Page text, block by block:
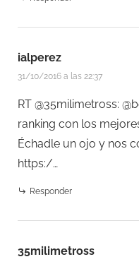
ialperez
31/10/2016 a las 22:37
RT @35milimetross:
ranking con los
Échadle un ojo y nos
https:/…
Responder
35milimetross